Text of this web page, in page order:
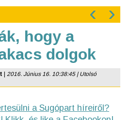
‹ ›
hogy a
dolgok
2016. Június 16. 10:38:45 | Utolsó
a Sugópart híreiről?